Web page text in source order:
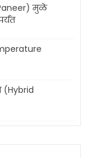
Paneer) मुळे
(Hybrid